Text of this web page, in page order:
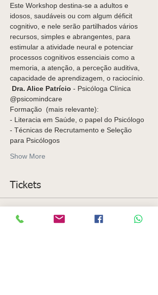
Este Workshop destina-se a adultos e
idosos, saudáveis ou com algum déficit
cognitivo, e nele serão partilhados vários
recursos, simples e abrangentes, para
estimular a atividade neural e potenciar
processos cognitivos essenciais como a
memoria, a atenção, a perceção auditiva,
capacidade de aprendizagem, o raciocínio.
Dra. Alice Patrício - Psicóloga Clínica
@psicomindcare
Formação  (mais relevante):
- Literacia em Saúde, o papel do Psicólogo
- Técnicas de Recrutamento e Seleção
para Psicólogos
Show More
Tickets
Sale ended